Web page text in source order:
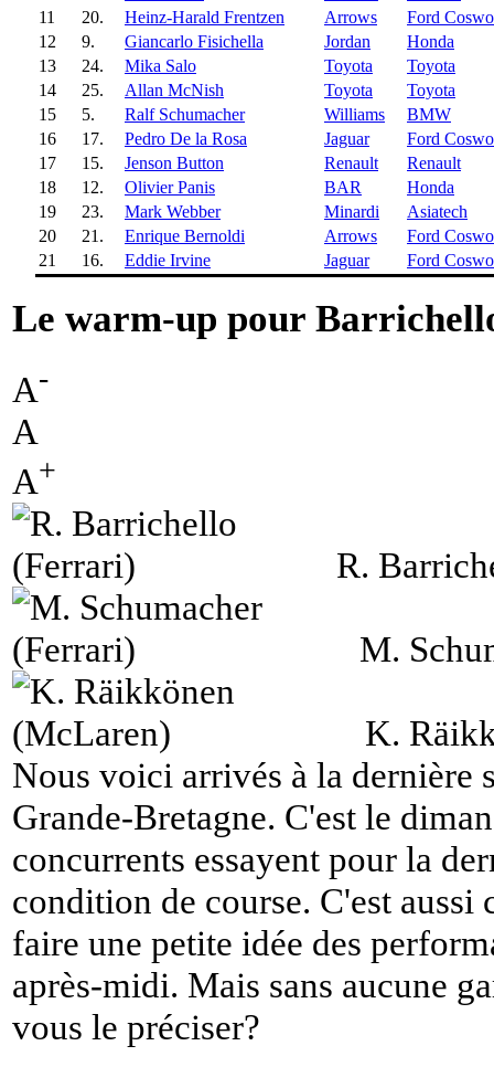
11
20. Heinz-Harald Frentzen Arrows
Ford
12
9. Giancarlo Fisichella Jordan
Honda
13
24. Mika Salo Toyota
Toyota
14
25. Allan McNish Toyota
Toyota
15
5. Ralf Schumacher Williams
BMW
16
17. Pedro De la Rosa Jaguar
Ford
17
15. Jenson Button Renault
Renault
18
12. Olivier Panis BAR
Honda
19
23. Mark Webber Minardi
Asiatech
20
21. Enrique Bernoldi Arrows
Ford
21
16. Eddie Irvine Jaguar Ford
Le warm-up pour
A-
A
A+
R.
M.
K.
Nous voici arrivés à la dernière
Grande-Bretagne. C'est le
concurrents essayent pour la
condition de course. C'est aussi
faire une petite idée des
après-midi. Mais sans aucune
vous le préciser?